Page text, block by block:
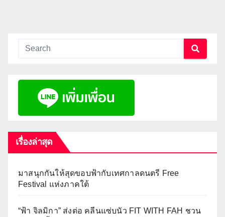
เรื่องล่าสุด
มาสนุกกันให้สุดขอบฟ้ากับเทศกาลดนตรี Free
Festival แห่งภาคใต้
“ฟ้า จิลมิกา” ส่งต่อ คลีนแซ่บนัว FIT WITH FAH ชวน